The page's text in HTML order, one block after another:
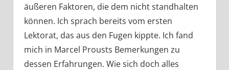
äußeren Faktoren, die dem nicht standhalten
können. Ich sprach bereits vom ersten
Lektorat, das aus den Fugen kippte. Ich fand
mich in Marcel Prousts Bemerkungen zu
dessen Erfahrungen. Wie sich doch alles